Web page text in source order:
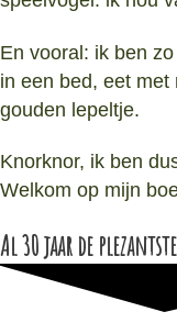
En vooral: ik ben
in een bed, eet
gouden lepeltje.
Knorknor, ik ben
Welkom op mijn
Al 30 jaar de